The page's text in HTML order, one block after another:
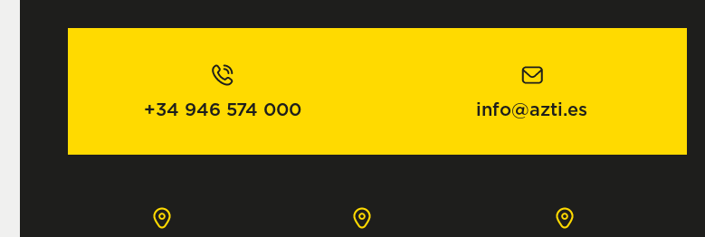
+34 946 574 000 info@azti.es